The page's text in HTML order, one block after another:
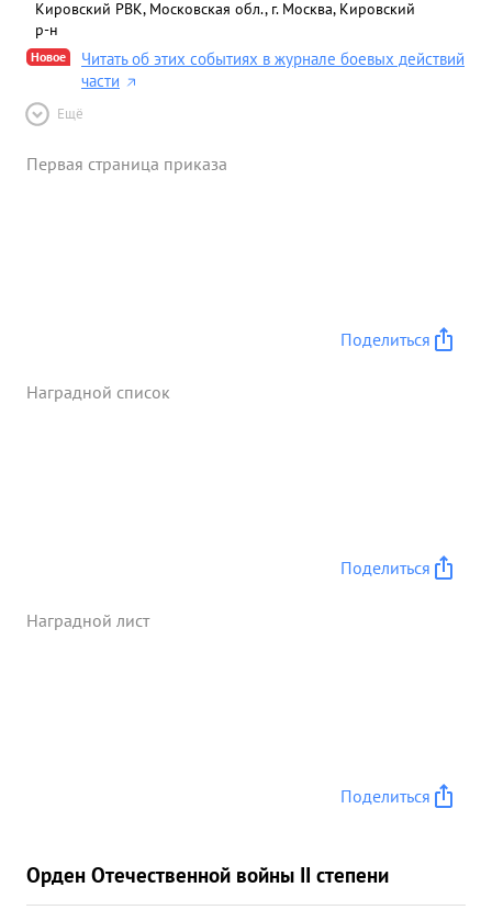
Кировский РВК, Московская обл., г. Москва, Кировский
р-н
Новое
Читать об этих событиях в журнале боевых действий
части
Ещё
Первая страница приказа
Поделиться
Наградной список
Поделиться
Наградной лист
Поделиться
Орден Отечественной войны II степени